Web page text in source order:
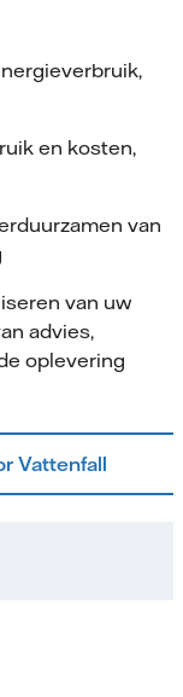
en kosten,
van
van uw
advies,
oplevering
Vattenfall